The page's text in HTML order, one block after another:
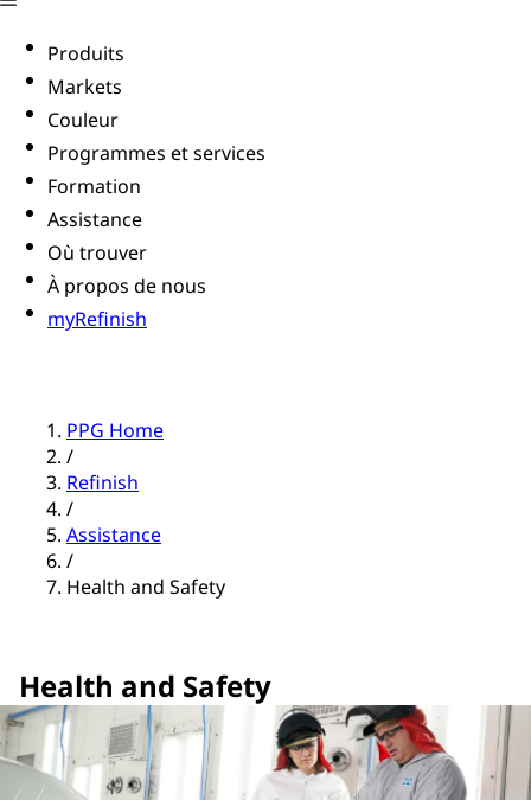
Produits
Markets
Couleur
Programmes et services
Formation
Assistance
Où trouver
À propos de nous
myRefinish
PPG Home
/
Refinish
/
Assistance
/
Health and Safety
Health and Safety